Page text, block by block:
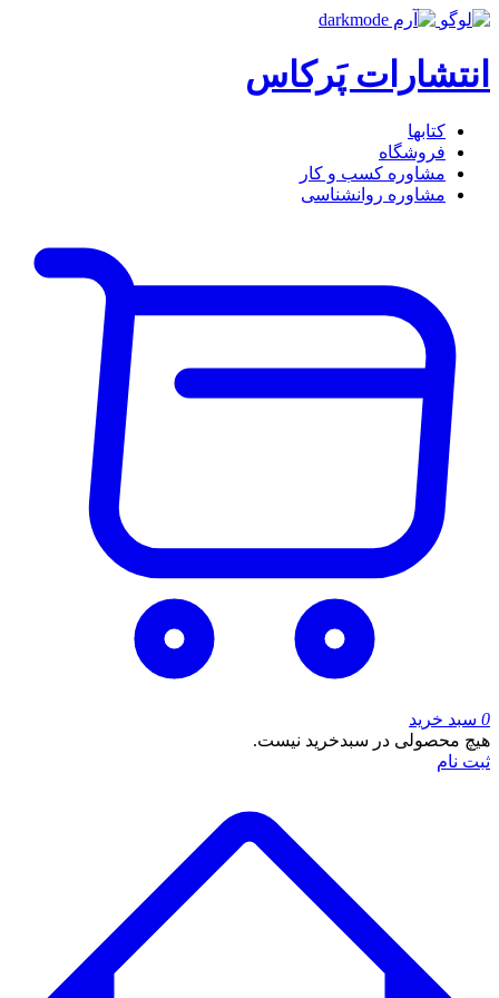
انتشارات پَرکاس
کتاب‎ها
فروشگاه
مشاوره کسب و کار
مشاوره روان‎شناسی
0 سبد خرید
هیچ محصولی در سبدخرید نیست.
ثبت نام